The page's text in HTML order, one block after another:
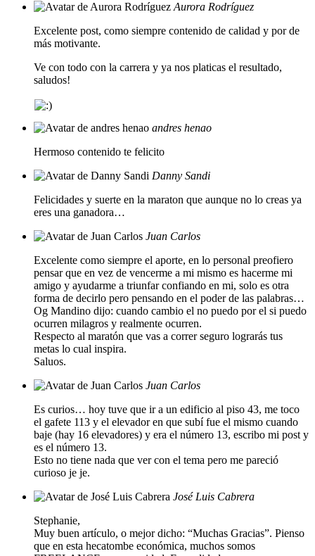
Aurora Rodríguez
Excelente post, como siempre contenido de calidad y por de
más motivante.
Ve con todo con la carrera y ya nos platicas el resultado,
saludos!
andres henao
Hermoso contenido te felicito
Danny Sandi
Felicidades y suerte en la maraton que aunque no lo creas ya
eres una ganadora…
Juan Carlos
Excelente como siempre el aporte, en lo personal preofiero
pensar que en vez de vencerme a mi mismo es hacerme mi
amigo y ayudarme a triunfar confiando en mi, solo es otra
forma de decirlo pero pensando en el poder de las palabras…
Og Mandino dijo: cuando cambio el no puedo por el si puedo
ocurren milagros y realmente ocurren.
Respecto al maratón que vas a correr seguro lograrás tus
metas lo cual inspira.
Saluos.
Juan Carlos
Es curios… hoy tuve que ir a un edificio al piso 43, me toco
el gafete 113 y el elevador en que subí fue el mismo cuando
baje (hay 16 elevadores) y era el número 13, escribo mi post y
es el número 13.
Esto no tiene nada que ver con el tema pero me pareció
curioso je je.
José Luis Cabrera
Stephanie,
Muy buen artículo, o mejor dicho: “Muchas Gracias”. Pienso
que en esta hecatombe económica, muchos somos